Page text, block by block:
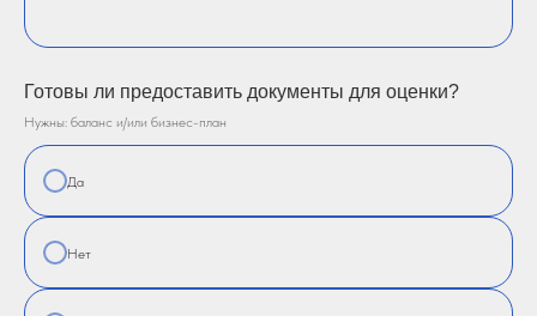
Готовы ли предоставить документы для оценки?
Нужны: баланс и/или бизнес-план
Да
Нет